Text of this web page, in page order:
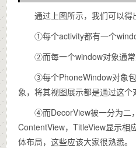
通过上图所示，我们可以得
①每个activity都有一个
②而每一个window对象通常
③每个PhoneWindow对象包
象，将其视图展示都是通过这个
④而DecorView被一分为二
ContentView，TitleView显示相
体布局，这些应该大家很熟悉。